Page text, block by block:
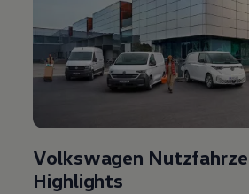
Volkswagen
Highlights